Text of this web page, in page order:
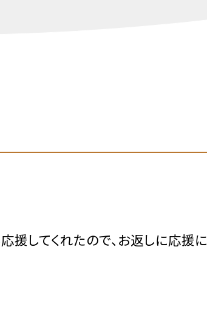
してくれたので、お返しに応援に